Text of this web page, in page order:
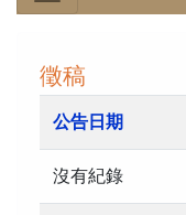
徵稿
公告日期
沒有紀錄